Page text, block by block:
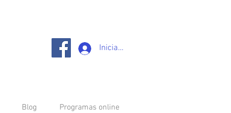
Iniciar sesión
Blog Programas online